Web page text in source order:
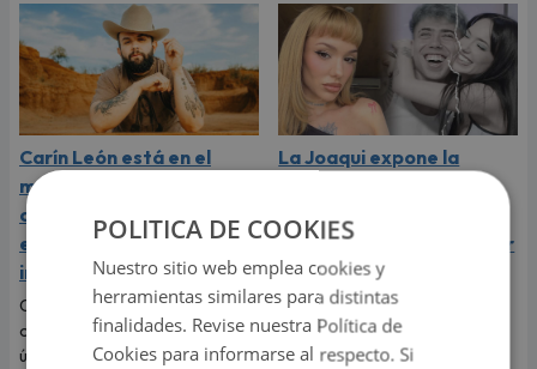
Carín León está en el
mejor momento de su
carrera y llega a Lima en
el año de su consagración
internacional
Carín León llega a Lima para
ofrecer este 6 de agosto un
único concierto en Costa 21, en
La Joaqui expone la
ruptura con Luck Ra:
"Pensé que me iba a pedir
matrimonio"
La cantante sorprendió al
revelar que el viaje más
romántico de su vida terminó
POLITICA DE COOKIES
Nuestro sitio web emplea cookies y
herramientas similares para distintas
finalidades. Revise nuestra Política de
Cookies para informarse al respecto. Si